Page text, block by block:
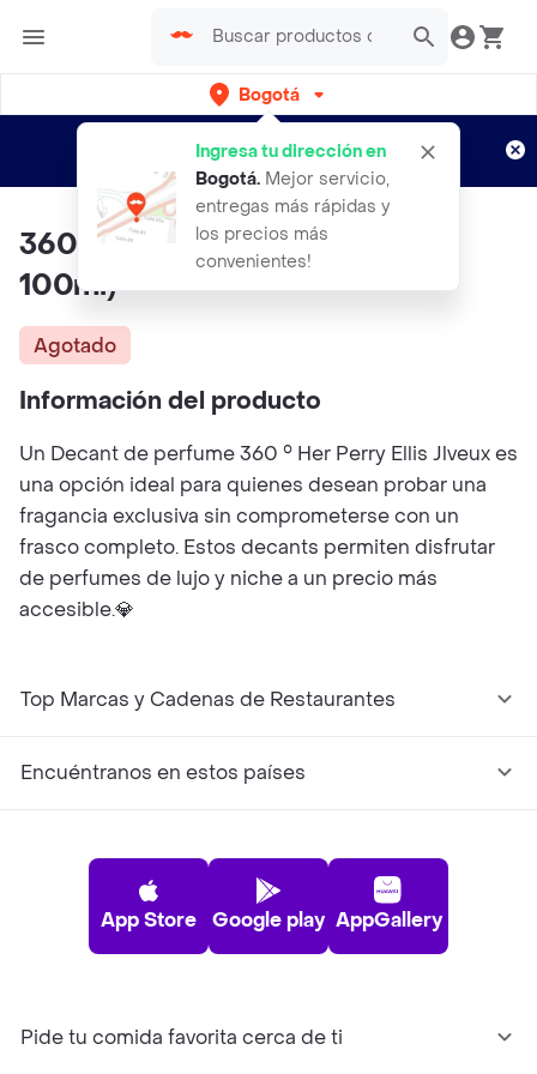
Bogotá
Ingresa tu dirección en
Bogotá. Mejor servicio,
entregas más rápidas y
los precios más
convenientes!
envíos gratis por semanas
Aplican TyC
360 ° Her Perry Ellis (decant
100ml)
Agotado
Información del producto
Un Decant de perfume 360 ° Her Perry Ellis Jlveux es
una opción ideal para quienes desean probar una
fragancia exclusiva sin comprometerse con un
frasco completo. Estos decants permiten disfrutar
de perfumes de lujo y niche a un precio más
accesible.💎
Top Marcas y Cadenas de Restaurantes
Encuéntranos en estos países
App Store Google play AppGallery
Pide tu comida favorita cerca de ti